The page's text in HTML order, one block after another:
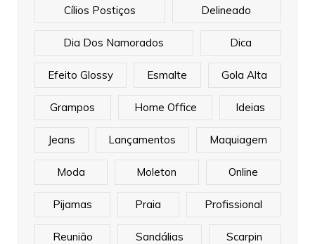
Cílios Postiços Delineado
Dia Dos Namorados Dica
Efeito Glossy Esmalte Gola Alta
Grampos Home Office Ideias
Jeans Lançamentos Maquiagem
Moda Moleton Online
Pijamas Praia Profissional
Reunião Sandálias Scarpin